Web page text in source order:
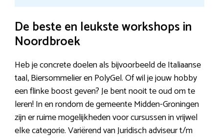
De beste en leukste workshops in
Noordbroek
Heb je concrete doelen als bijvoorbeeld de Italiaanse
taal, Biersommelier en PolyGel. Of wil je jouw hobby
een flinke boost geven? Je bent nooit te oud om te
leren! In en rondom de gemeente Midden-Groningen
zijn er ruime mogelijkheden voor cursussen in vrijwel
elke categorie. Variërend van Juridisch adviseur t/m